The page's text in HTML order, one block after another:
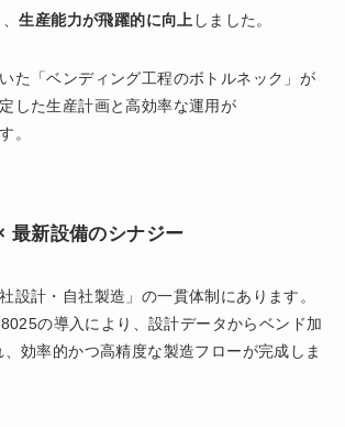
、生産能力が飛躍的に向上 しました。
た「ベンディング工程のボトルネック」が
した生産計画と高効率な運用が
。
最新設備のシナジー
設計・自社製造」の一貫体制にあります。
の導入により、設計データからベンド加
効率的かつ高精度な製造フローが完成しま